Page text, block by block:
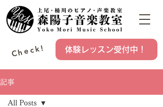
Check! 体験レッスン受付中！
記事
All Posts